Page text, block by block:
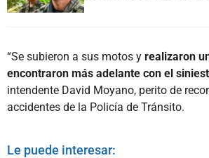
“Se subieron a sus motos y realizaron
encontraron más adelante con el
intendente David Moyano, perito de
accidentes de la Policía de Tránsito.
Le puede interesar: